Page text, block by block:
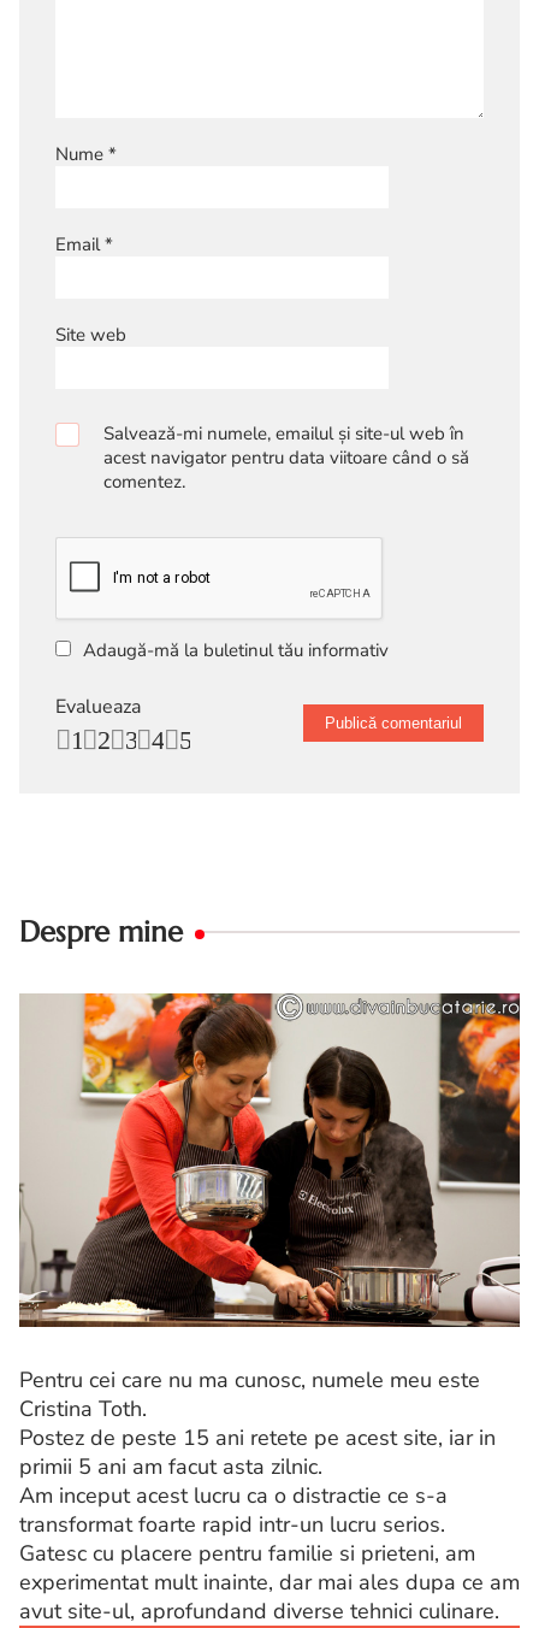
Nume *
Email*
Site web
Salvează-mi numele, emailul și site-ul web în
acest navigator pentru data viitoare când o să
comentez.
Adaugă-mă la buletinul tău informativ
Evalueaza
5
4
3
2
1
Despre mine
Pentru cei care nu ma cunosc, numele meu este
Cristina Toth.
Postez de peste 15 ani retete pe acest site, iar in
primii 5 ani am facut asta zilnic.
Am inceput acest lucru ca o distractie ce s-a
transformat foarte rapid intr-un lucru serios.
Gatesc cu placere pentru familie si prieteni, am
experimentat mult inainte, dar mai ales dupa ce am
avut site-ul, aprofundand diverse tehnici culinare.